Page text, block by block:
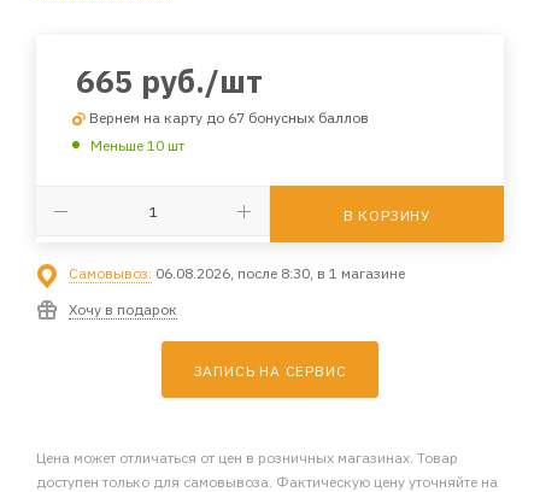
665 руб./шт
Вернем на карту до 67 бонусных баллов
Меньше 10 шт
В КОРЗИНУ
Самовывоз: 06.08.2026, после 8:30, в 1 магазине
Хочу в подарок
ЗАПИСЬ НА СЕРВИС
Цена может отличаться от цен в розничных магазинах. Товар
доступен только для самовывоза. Фактическую цену уточняйте на